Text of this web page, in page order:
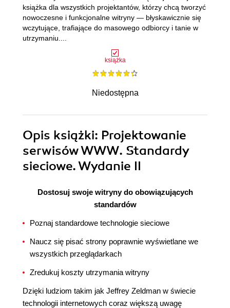
książka
Niedostępna
książka dla wszystkich projektantów, którzy chcą tworzyć
nowoczesne i funkcjonalne witryny — błyskawicznie się
wczytujące, trafiające do masowego odbiorcy i tanie w
utrzymaniu....
Opis książki: Projektowanie
serwisów WWW. Standardy
sieciowe. Wydanie II
Dostosuj swoje witryny do obowiązujących
standardów
Poznaj standardowe technologie sieciowe
Naucz się pisać strony poprawnie wyświetlane we
wszystkich przeglądarkach
Zredukuj koszty utrzymania witryny
Dzięki ludziom takim jak Jeffrey Zeldman w świecie
technologii internetowych coraz większą uwagę